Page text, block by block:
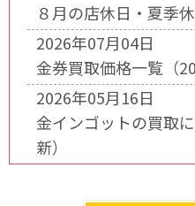
８月の店休日・夏季
2026年07月04日
金券買取価格一覧（
2026年05月16日
金インゴットの買取
新）